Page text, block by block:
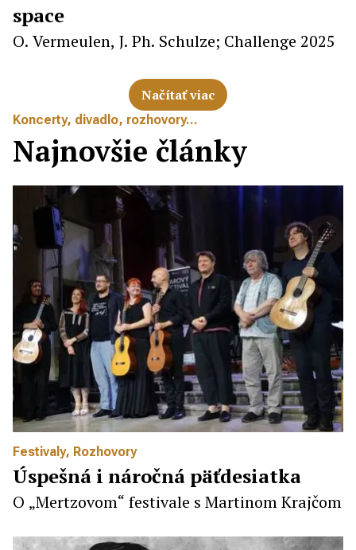
space
O. Vermeulen, J. Ph. Schulze; Challenge 2025
Načítať viac
Koncerty, divadlo, rozhovory...
Najnovšie články
Festivaly, Rozhovory
Úspešná i náročná päťdesiatka
O „Mertzovom“ festivale s Martinom Krajčom